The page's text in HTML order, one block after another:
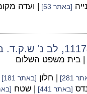
[באתר 53] | ועדה
| בית משפט השלום
281] | חלון [באתר 181]
[באתר 441] | שטח